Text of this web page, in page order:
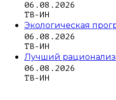
06.08.2026
ТВ-ИН
Экологическая
06.08.2026
ТВ-ИН
Лучший
06.08.2026
ТВ-ИН